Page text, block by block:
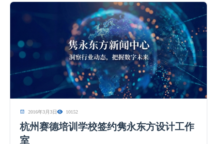
2016年3月3日 10152
杭州赛德培训学校签约隽永东方设计工作
室